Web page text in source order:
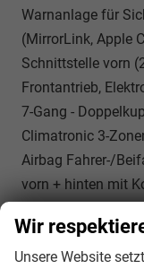
Warnanlage für
(MirrorLink, Apple
Schnittstelle vorn
Frontantrieb,
7-Gang -
Climatronic 3-
Airbag Fahrer-/
vorn + hinten mit
Kindersitze), Kopf-
Seitenairbag vorn
Wir
Unsere Website